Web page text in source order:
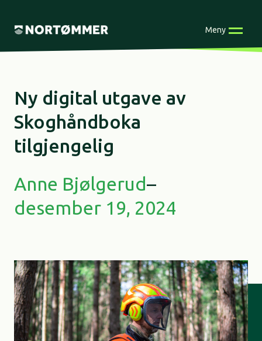
Meny
Ny digital utgave av
Skoghåndboka
tilgjengelig
Anne Bjølgerud–
desember 19, 2024